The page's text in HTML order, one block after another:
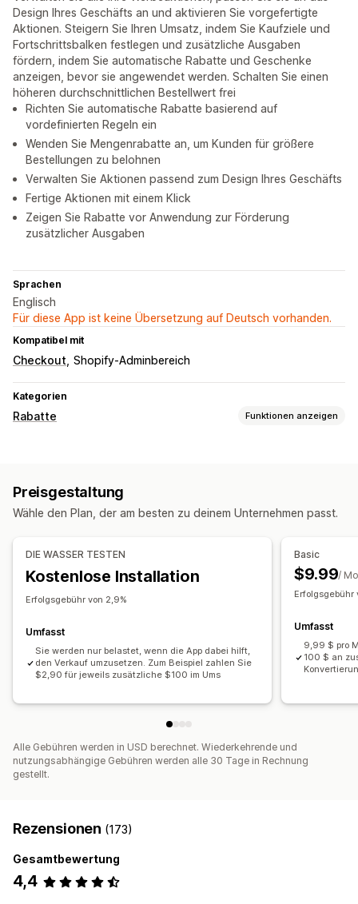
Design Ihres Geschäfts an und aktivieren Sie vorgefertigte
Aktionen. Steigern Sie Ihren Umsatz, indem Sie Kaufziele und
Fortschrittsbalken festlegen und zusätzliche Ausgaben
fördern, indem Sie automatische Rabatte und Geschenke
anzeigen, bevor sie angewendet werden. Schalten Sie einen
höheren durchschnittlichen Bestellwert frei
Richten Sie automatische Rabatte basierend auf
vordefinierten Regeln ein
Wenden Sie Mengenrabatte an, um Kunden für größere
Bestellungen zu belohnen
Verwalten Sie Aktionen passend zum Design Ihres Geschäfts
Fertige Aktionen mit einem Klick
Zeigen Sie Rabatte vor Anwendung zur Förderung
zusätzlicher Ausgaben
Sprachen
Englisch
Für diese App ist keine Übersetzung auf Deutsch vorhanden.
Kompatibel mit
Checkout Shopify-Adminbereich
Kategorien
Rabatte Funktionen anzeigen
Warenkorbrabatte Checkout-Rabatte
Abonnements
Upselling-Rabatte Banner
Tagging
Berichterstattung
Preisgestaltung
Wähle den Plan, der am besten zu deinem Unternehmen passt.
DIE WASSER TESTEN
Kostenlose Installation
Erfolgsgebühr von 2,9%
Umfasst
Sie werden nur belastet, wenn die App dabei hilft,
den Verkauf umzusetzen. Zum Beispiel zahlen Sie
$2,90 für jeweils zusätzliche $100 im Ums
Basic
$9.99/
Erfolgsgebühr
Umfasst
9,99 $ pro
100 $ an
Alle Gebühren werden in USD berechnet. Wiederkehrende und
nutzungsabhängige Gebühren werden alle 30 Tage in Rechnung
gestellt.
Rezensionen (173)
Gesamtbewertung
4,4